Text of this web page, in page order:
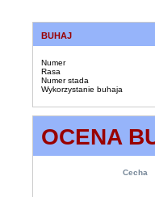
BUHAJ
Numer
Rasa
Numer stada
Wykorzystanie buhaja
OCENA
Cecha